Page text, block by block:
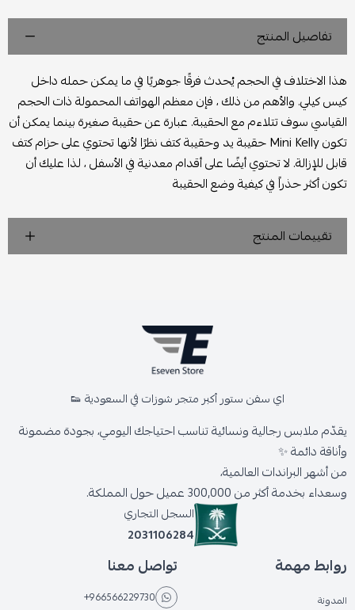
تفاصيل المنتج
هذا الاختلاف في الحجم يُحدث فرقًا جوهريًا في ما يمكن حمله داخل
كيس كيلي. والأهم من ذلك ، فإن معظم الهواتف المحمولة ذات الحجم
القياسي سوف تتلاءم مع الحقيبة. عبارة عن حقيبة صغيرة بينما يمكن أن
تكون Mini Kelly حقيبة يد وحقيبة كتف نظرًا لأنها تحتوي على حزام كتف
قابل للإزالة. لا تحتوي أيضًا على أقدام معدنية في الأسفل ، لذا عليك أن
تكون أكثر حذراً في كيفية وضع الحقيبة
تقييمات المنتج
اي سفن ستور أكبر متجر شوزات في السعودية 👟
يقدّم ملابس رجالية ونسائية تناسب احتياجك اليومي، بجودة مضمونة
وأناقة دائمة ✨
من أشهر البراندات العالمية،
وسعداء بخدمة أكثر من 300,000 عميل حول المملكة.
السجل التجاري
2031106284
روابط مهمة
المدونة
تواصل معنا
+966566229730